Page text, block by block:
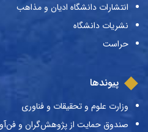
انتشارات دانشگاه ادیان و مذاهب
نشریات دانشگاه
حراست
پیوندها
وزارت علوم و تحقیقات و فناوری
صندوق حمایت از پژوهش‌گران و